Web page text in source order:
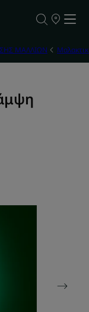
ΣΗΜΕΙΑ
ΜΑΣ
ΜΑΛΛΙΩΝ